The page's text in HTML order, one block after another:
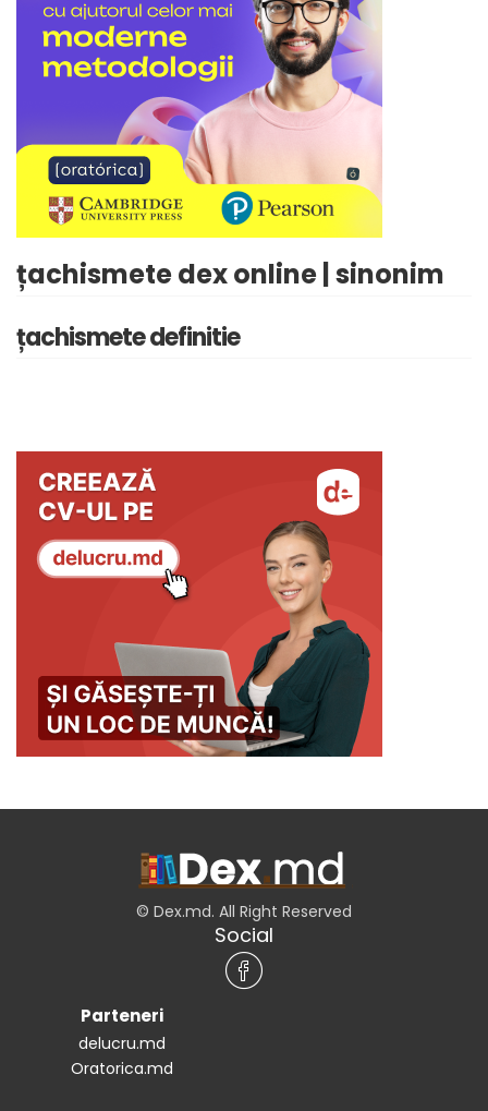
țachismete dex online | sinonim
țachismete definitie
© Dex.md. All Right Reserved
Social
Parteneri
delucru.md
Oratorica.md